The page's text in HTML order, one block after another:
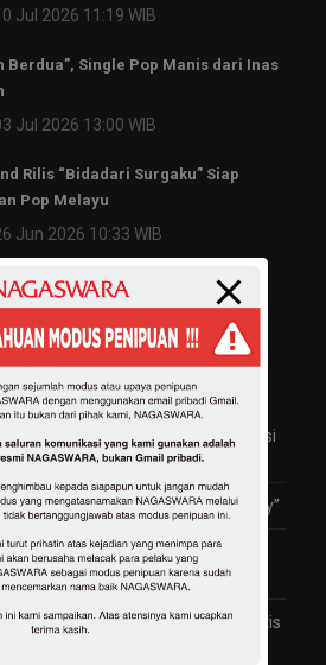
Jul 2026 11:19 WIB
Berdua”, Single Pop Manis dari Inas
Jul 2026 13:00 WIB
Rilis “Bidadari Surgaku” Siap
Pop Melayu
Jun 2026 10:33 WIB
Klip Perdana, Vio Kijo Terinspirasi
Pernah Terjebak Jadi “Bad Boy”
Rambut Indah dan Sehat bagi
Rilis Lagu Penuh Cinta dan Romantis